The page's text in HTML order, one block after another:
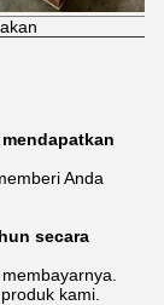
Anda
secara
kami.